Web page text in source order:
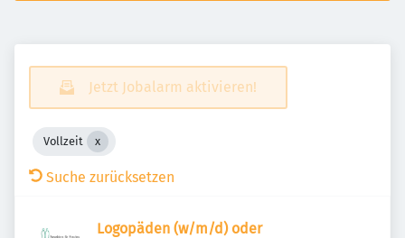
Jetzt Jobalarm aktivieren!
Vollzeit
Suche zurücksetzen
Logopäden (w/m/d) oder